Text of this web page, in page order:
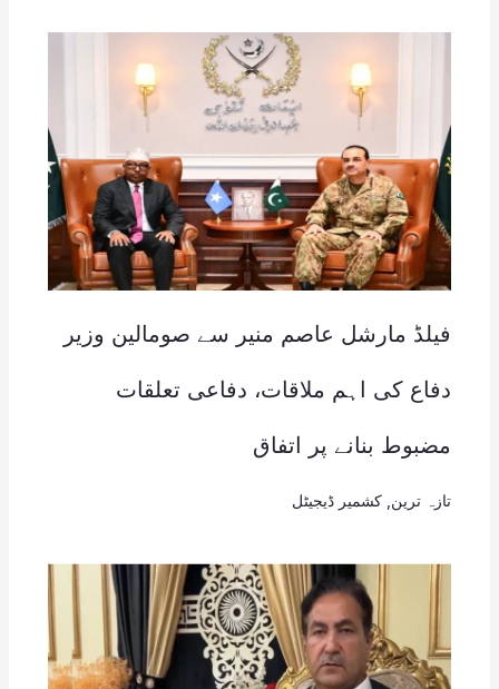
فیلڈ مارشل عاصم منیر سے صومالین وزیر
دفاع کی اہم ملاقات، دفاعی تعلقات
مضبوط بنانے پر اتفاق
تازہ ترین کشمیر ڈیجیٹل